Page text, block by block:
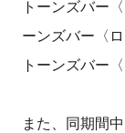
トーンズバー
ーンズバー〈
トーンズバー
また、同期間